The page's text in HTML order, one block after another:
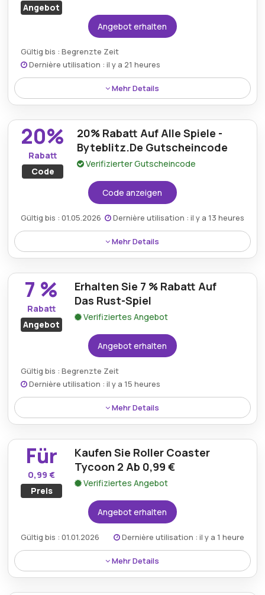
Angebot
Angebot erhalten
Gültig bis : Begrenzte Zeit
Dernière utilisation : il y a 21 heures
Mehr Details
Erhalten Sie 22 % Rabatt auf Minecraft durch die
Byteblitz DE-Aktion, wodurch das Erkunden und
Erstellen in diesem legendären Sandbox-Spiel
erschwinglicher wird.
20%
Rabatt
Code
20% Rabatt Auf Alle Spiele -
Byteblitz.De Gutscheincode
Verifizierter Gutscheincode
Code anzeigen
Gültig bis : 01.05.2026 Dernière utilisation : il y a 13 heures
Mehr Details
Spieler können mit einem Byteblitz.de-
Gutscheincode 20% Rabatt auf alle Spiele erhalten,
wodurch Unterhaltungskäufe deutlich günstiger und
angenehmer werden.
7 %
Rabatt
Angebot
Erhalten Sie 7 % Rabatt Auf
Das Rust-Spiel
Verifiziertes Angebot
Angebot erhalten
Gültig bis : Begrenzte Zeit
Dernière utilisation : il y a 15 heures
Mehr Details
Sichern Sie sich 7 % Rabatt auf Rust und bieten Sie
ein aufregendes Überlebenserlebnis mit
wettbewerbsfähigem Multiplayer-Gameplay zu
einem budgetfreundlichen Preis.
Für
0,99 €
Preis
Kaufen Sie Roller Coaster
Tycoon 2 Ab 0,99 €
Verifiziertes Angebot
Angebot erhalten
Gültig bis : 01.01.2026 Dernière utilisation : il y a 1 heure
Mehr Details
Kaufen Sie Roller Coaster Tycoon 2 schon ab 0,99 €
und erhalten Sie klassischen Vergnügungspark-